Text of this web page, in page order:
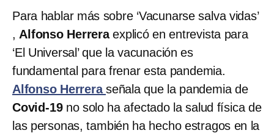
Para hablar más sobre ‘Vacunarse salva vidas’
, Alfonso Herreraexplicó en entrevista para
‘El Universal’ que la vacunación es
fundamental para frenar esta pandemia.
Alfonso Herreraseñala que la pandemia de
Covid-19no solo ha afectado la salud física de
las personas, también ha hecho estragos en la